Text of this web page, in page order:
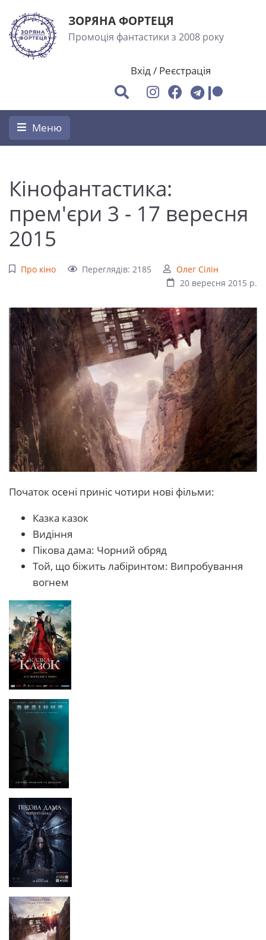
ЗОРЯНА ФОРТЕЦЯ
Промоція фантастики з 2008 року
Вхід/ Реєстрація
Меню
Кінофантастика:
прем'єри 3 - 17 вересня
2015
Про кіно Переглядів: 2185
Олег Сілін
20 вересня 2015 р.
Початок осені приніс чотири нові фільми:
Казка казок
Видіння
Пікова дама: Чорний обряд
Той, що біжить лабіринтом: Випробування
вогнем